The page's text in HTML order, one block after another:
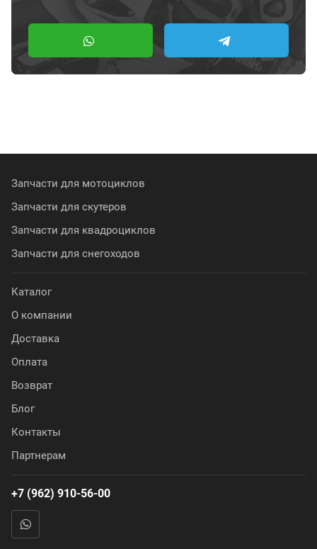
Запчасти для мотоциклов
Запчасти для скутеров
Запчасти для квадроциклов
Запчасти для снегоходов
Каталог
О компании
Доставка
Оплата
Возврат
Блог
Контакты
Партнерам
+7 (962) 910-56-00